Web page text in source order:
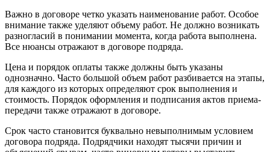
Важно в договоре четко указать наименование работ. Особое
внимание также уделяют объему работ. Не должно возникать
разногласий в понимании момента, когда работа выполнена.
Все нюансы отражают в договоре подряда.
Цена и порядок оплаты также должны быть указаны
однозначно. Часто большой объем работ разбивается на этапы,
для каждого из которых определяют срок выполнения и
стоимость. Порядок оформления и подписания актов приема-
передачи также отражают в договоре.
Срок часто становится буквально невыполнимым условием
договора подряда. Подрядчики находят тысячи причин и